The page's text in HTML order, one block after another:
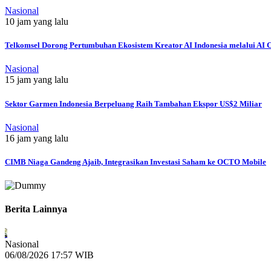
Nasional
10 jam yang lalu
Telkomsel Dorong Pertumbuhan Ekosistem Kreator AI Indonesia melalui AI
Nasional
15 jam yang lalu
Sektor Garmen Indonesia Berpeluang Raih Tambahan Ekspor US$2 Miliar
Nasional
16 jam yang lalu
CIMB Niaga Gandeng Ajaib, Integrasikan Investasi Saham ke OCTO Mobile
Berita Lainnya
Nasional
06/08/2026 17:57 WIB